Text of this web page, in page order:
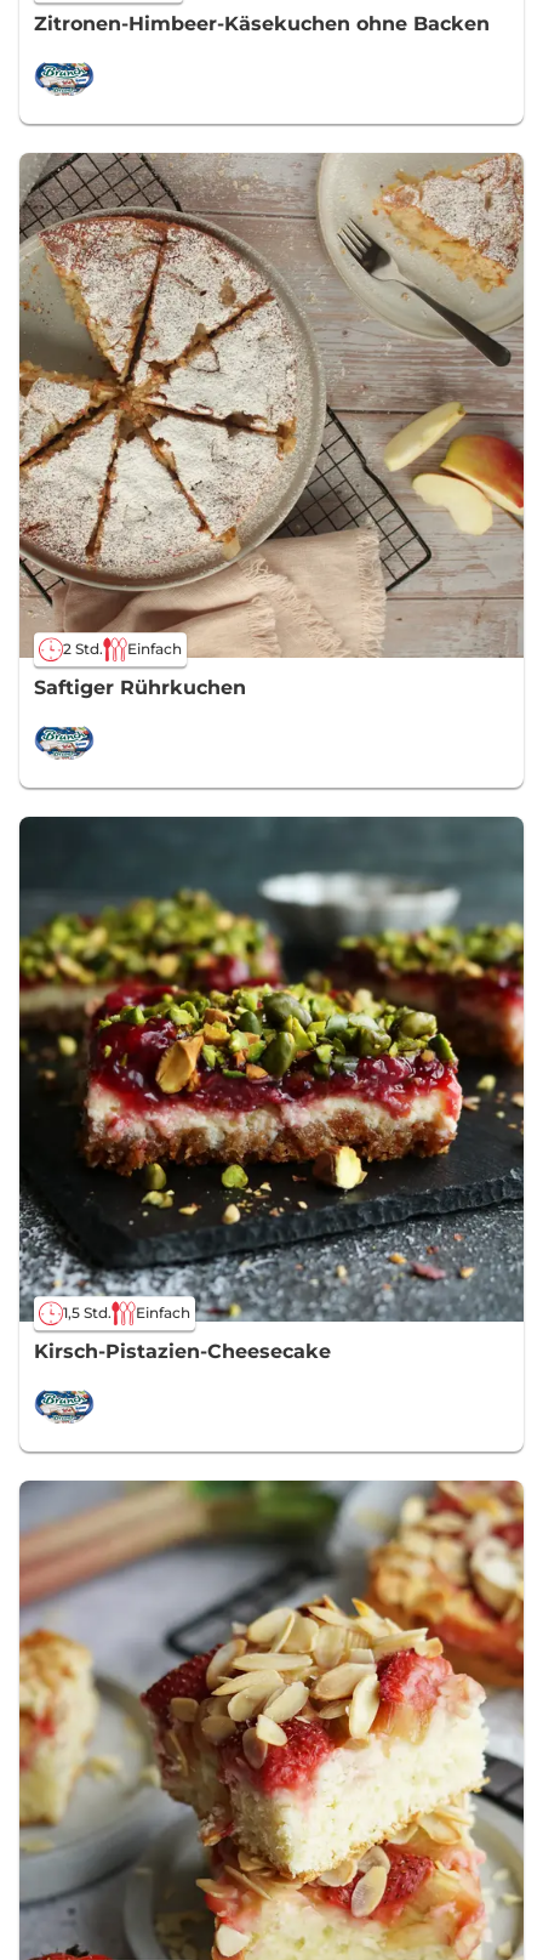
Zitronen-Himbeer-Käsekuchen ohne Backen
2 Std. Einfach
Saftiger Rührkuchen
1,5 Std. Einfach
Kirsch-Pistazien-Cheesecake